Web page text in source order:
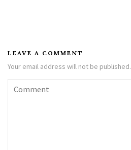
LEAVE A COMMENT
Your email address will not be published.